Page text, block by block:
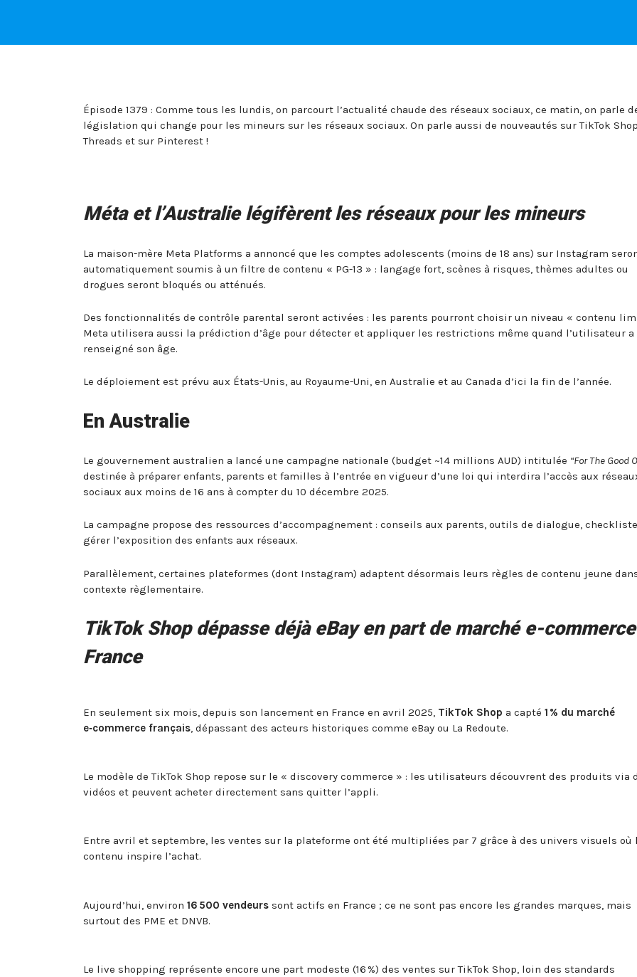
Épisode 1379 : Comme tous les lundis, on parcourt l’actualité chaude des réseaux sociaux, ce matin, on parle
législation qui change pour les mineurs sur les réseaux sociaux. On parle aussi de nouveautés sur TikTok
Threads et sur Pinterest !
Méta et l’Australie légifèrent les réseaux pour les mineurs
La maison-mère Meta Platforms a annoncé que les comptes adolescents (moins de 18 ans) sur Instagram
automatiquement soumis à un filtre de contenu « PG-13 » : langage fort, scènes à risques, thèmes adultes ou
drogues seront bloqués ou atténués.
Des fonctionnalités de contrôle parental seront activées : les parents pourront choisir un niveau « contenu
Meta utilisera aussi la prédiction d’âge pour détecter et appliquer les restrictions même quand l’utilisateur a
renseigné son âge.
Le déploiement est prévu aux États-Unis, au Royaume-Uni, en Australie et au Canada d’ici la fin de l’année.
En Australie
Le gouvernement australien a lancé une campagne nationale (budget ~14 millions AUD) intitulée “For The Good
destinée à préparer enfants, parents et familles à l’entrée en vigueur d’une loi qui interdira l’accès aux
sociaux aux moins de 16 ans à compter du 10 décembre 2025.
La campagne propose des ressources d’accompagnement : conseils aux parents, outils de dialogue,
gérer l’exposition des enfants aux réseaux.
Parallèlement, certaines plateformes (dont Instagram) adaptent désormais leurs règles de contenu jeune
contexte règlementaire.
TikTok Shop dépasse déjà eBay en part de marché e-
France
En seulement six mois, depuis son lancement en France en avril 2025, TikTok Shop a capté 1 % du marché
e‑commerce français , dépassant des acteurs historiques comme eBay ou La Redoute.
Le modèle de TikTok Shop repose sur le « discovery commerce » : les utilisateurs découvrent des produits via
vidéos et peuvent acheter directement sans quitter l’appli.
Entre avril et septembre, les ventes sur la plateforme ont été multipliées par 7 grâce à des univers visuels où
contenu inspire l’achat.
Aujourd’hui, environ 16 500 vendeurs sont actifs en France ; ce ne sont pas encore les grandes marques, mais
surtout des PME et DNVB.
Le live shopping représente encore une part modeste (16 %) des ventes sur TikTok Shop, loin des standards